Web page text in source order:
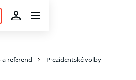
a referend Prezidentské volby